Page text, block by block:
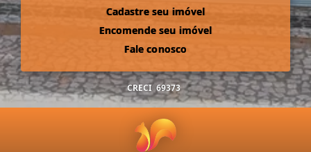
Cadastre seu imóvel
Encomende seu imóvel
Fale conosco
CRECI 69373